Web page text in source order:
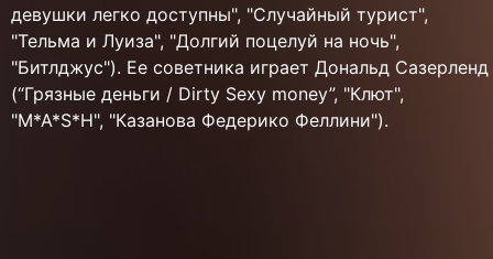
девушки легко доступны", "Случайный турист",
"Тельма и Луиза", "Долгий поцелуй на ночь",
"Битлджус"). Ее советника играет Дональд Сазерленд
(“Грязные деньги / Dirty Sexy money”, "Клют",
"M*A*S*H", "Казанова Федерико Феллини").